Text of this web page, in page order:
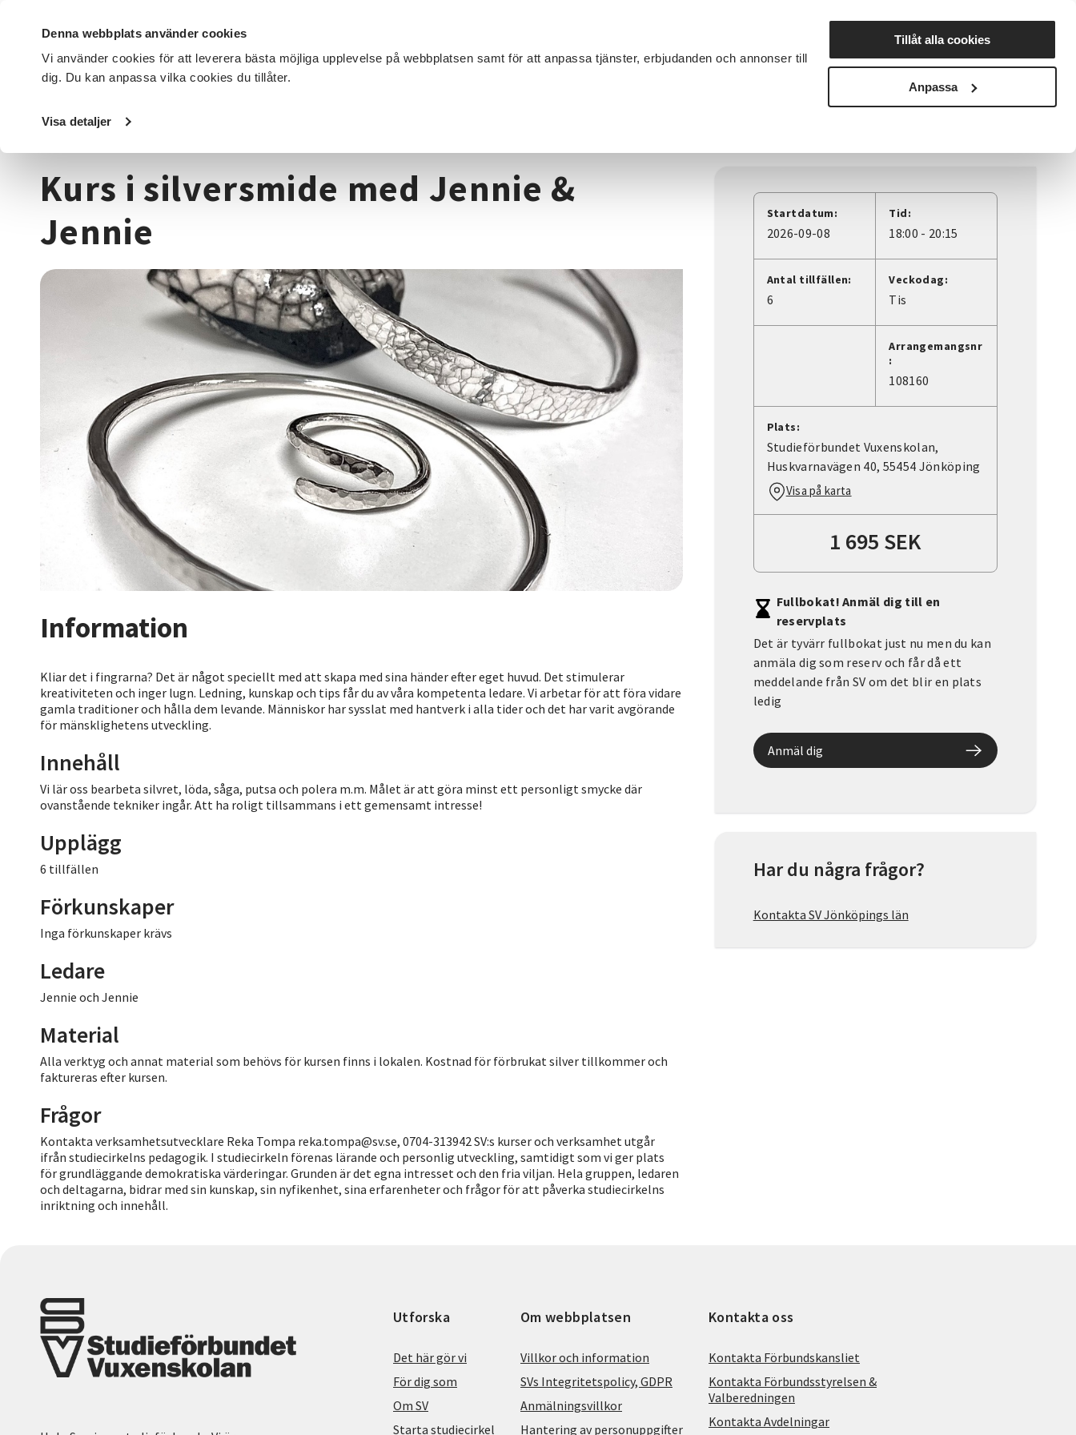
Denna webbplats använder cookies
Vi använder cookies för att leverera bästa möjliga upplevelse på webbplatsen samt för att anpassa tjänster, erbjudanden och annonser till
dig. Du kan anpassa vilka cookies du tillåter.
Visa detaljer
Tillåt alla cookies
Anpassa
DET HÄR GÖR VI FÖR DIG SOM SÖK KURSER OCH EVENEMANG Nyheter Avdelningar
Startsida / Kurser och evenemang
Kurs i silversmide med Jennie &
Jennie
Information
Kliar det i fingrarna? Det är något speciellt med att skapa med sina händer efter eget huvud. Det stimulerar
kreativiteten och inger lugn. Ledning, kunskap och tips får du av våra kompetenta ledare. Vi arbetar för att föra vidare
gamla traditioner och hålla dem levande. Människor har sysslat med hantverk i alla tider och det har varit avgörande
för mänsklighetens utveckling.
Innehåll
Vi lär oss bearbeta silvret, löda, såga, putsa och polera m.m. Målet är att göra minst ett personligt smycke där
ovanstående tekniker ingår. Att ha roligt tillsammans i ett gemensamt intresse!
Upplägg
6 tillfällen
Förkunskaper
Inga förkunskaper krävs
Ledare
Jennie och Jennie
Material
Alla verktyg och annat material som behövs för kursen finns i lokalen. Kostnad för förbrukat silver tillkommer och
faktureras efter kursen.
Frågor
Kontakta verksamhetsutvecklare Reka Tompa reka.tompa@sv.se, 0704-313942 SV:s kurser och verksamhet utgår
ifrån studiecirkelns pedagogik. I studiecirkeln förenas lärande och personlig utveckling, samtidigt som vi ger plats
för grundläggande demokratiska värderingar. Grunden är det egna intresset och den fria viljan. Hela gruppen, ledaren
och deltagarna, bidrar med sin kunskap, sin nyfikenhet, sina erfarenheter och frågor för att påverka studiecirkelns
inriktning och innehåll.
Startdatum:
2026-09-08
Tid:
18:00 - 20:15
Antal tillfällen:
6
Veckodag:
Tis
Arrangemangsnr
:
108160
Plats:
Studieförbundet Vuxenskolan,
Huskvarnavägen 40, 55454 Jönköping
Visa på karta
1 695 SEK
Fullbokat! Anmäl dig till en
reservplats
Det är tyvärr fullbokat just nu men du kan
anmäla dig som reserv och får då ett
meddelande från SV om det blir en plats
ledig
Anmäl dig
Har du några frågor?
Kontakta SV Jönköpings län
Utforska
Det här gör vi
För dig som
Om SV
Starta studiecirkel
Om webbplatsen
Villkor och information
SVs Integritetspolicy, GDPR
Anmälningsvillkor
Hantering av personuppgifter
Kontakta oss
Kontakta Förbundskansliet
Kontakta Förbundsstyrelsen &
Valberedningen
Kontakta Avdelningar